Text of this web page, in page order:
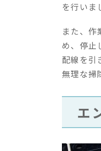
を行いま
また、
め、停止
配線を引
無理な掃
エ